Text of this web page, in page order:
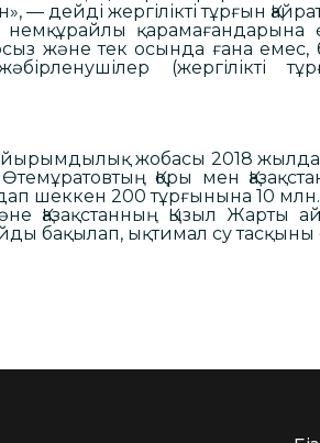
— дейді жергілікті тұрғын
және тек осында ғана емес,
(жергілікті
жобасы 2018
Қоры мен
шеккен 200 тұрғынына 10 млн.
Қазақстанның Қызыл Жарты
бақылап, ықтимал су